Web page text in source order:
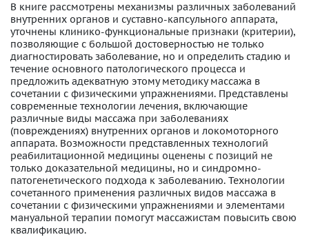
В книге рассмотрены механизмы различных заболеваний
внутренних органов и суставно-капсульного аппарата,
уточнены клинико-функциональные признаки (критерии),
позволяющие с большой достоверностью не только
диагностировать заболевание, но и определить стадию и
течение основного патологического процесса и
предложить адекватную этому методику массажа в
сочетании с физическими упражнениями. Представлены
современные технологии лечения, включающие
различные виды массажа при заболеваниях
(повреждениях) внутренних органов и локомоторного
аппарата. Возможности представленных технологий
реабилитационной медицины оценены с позиций не
только доказательной медицины, но и синдромно-
патогенетического подхода к заболеванию. Технологии
сочетанного применения различных видов массажа в
сочетании с физическими упражнениями и элементами
мануальной терапии помогут массажистам повысить свою
квалификацию.